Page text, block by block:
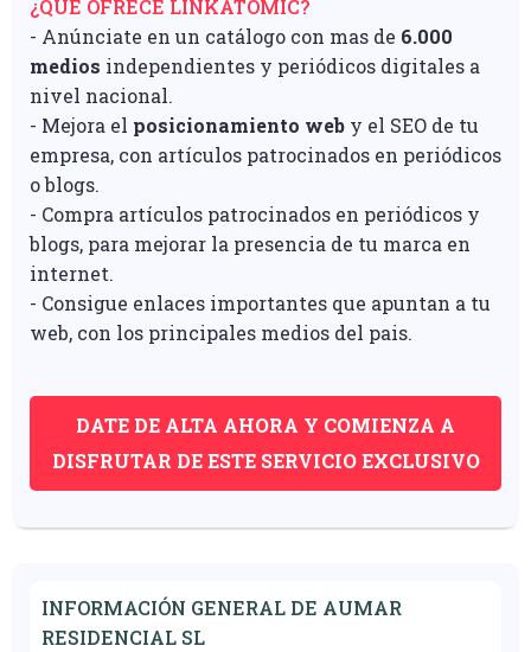
¿QUÉ OFRECE LINKATOMIC?
- Anúnciate en un catálogo con mas de 6.000
medios independientes y periódicos digitales a
nivel nacional.
- Mejora el posicionamiento web y el SEO de tu
empresa, con artículos patrocinados en periódicos
o blogs.
- Compra artículos patrocinados en periódicos y
blogs, para mejorar la presencia de tu marca en
internet.
- Consigue enlaces importantes que apuntan a tu
web, con los principales medios del pais.
DATE DE ALTA AHORA Y COMIENZA A
DISFRUTAR DE ESTE SERVICIO EXCLUSIVO
INFORMACIÓN GENERAL DE AUMAR
RESIDENCIAL SL